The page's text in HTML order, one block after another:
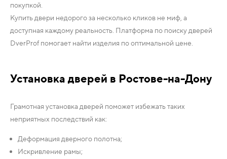
покупкой.
Купить двери недорого за несколько кликов не миф, а
доступная каждому реальность. Платформа по поиску дверей
DverProf помогает найти изделия по оптимальной цене.
Установка дверей в Ростове-на-Дону
Грамотная установка дверей поможет избежать таких
неприятных последствий как:
Деформация дверного полотна;
Искривление рамы;